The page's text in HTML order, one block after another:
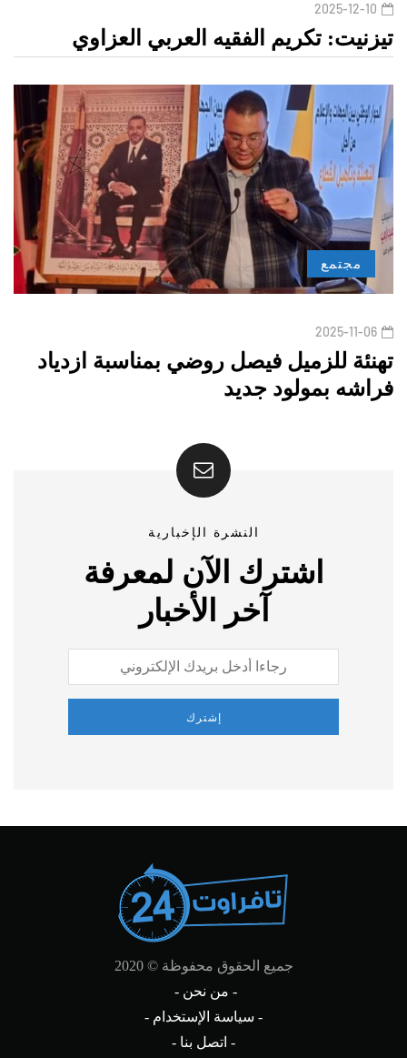
2025-12-10
تيزنيت: تكريم الفقيه العربي العزاوي
مجتمع
2025-11-06
تهنئة للزميل فيصل روضي بمناسبة ازدياد
فراشه بمولود جديد
النشرة الإخبارية
اشترك الآن لمعرفة
آخر الأخبار
إشترك
جميع الحقوق محفوظة © 2020
- من نحن -
- سياسة الإستخدام -
- اتصل بنا -